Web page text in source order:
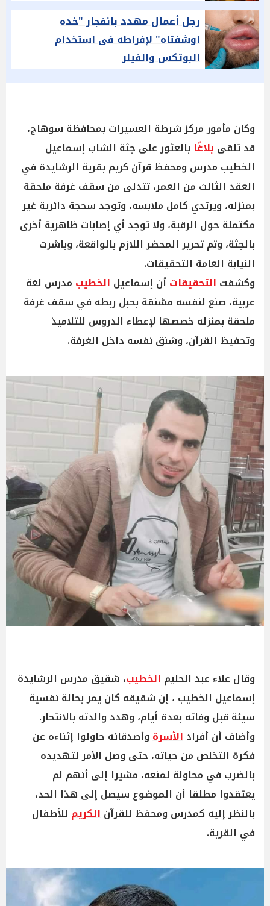
رجل أعمال مهدد بانفجار "خده
اوشفتاه" لإفراطه فى استخدام
البوتكس والفيلر
وكان مأمور مركز شرطة العسيرات بمحافظة سوهاج،
قد تلقى بلاغًا بالعثور على جثة الشاب إسماعيل
الخطيب مدرس ومحفظ قرآن كريم بقرية الرشايدة في
العقد الثالث من العمر، تتدلى من سقف غرفة ملحقة
بمنزله، ويرتدي كامل ملابسه، وتوجد سحجة دائرية غير
مكتملة حول الرقبة، ولا توجد أي إصابات ظاهرية أخرى
بالجثة، وتم تحرير المحضر اللازم بالواقعة، وباشرت
النيابة العامة التحقيقات.
وكشفت التحقيقات أن إسماعيل الخطيب مدرس لغة
عربية، صنع لنفسه مشنقة بحبل ربطه في سقف غرفة
ملحقة بمنزله خصصها لإعطاء الدروس للتلاميذ
وتحفيظ القرآن، وشنق نفسه داخل الغرفة.
وقال علاء عبد الحليم الخطيب، شقيق مدرس الرشايدة
إسماعيل الخطيب ، إن شقيقه كان يمر بحالة نفسية
سيئة قبل وفاته بعدة أيام، وهدد والدته بالانتحار.
وأضاف أن أفراد الأسرة وأصدقائه حاولوا إثناءه عن
فكرة التخلص من حياته، حتى وصل الأمر لتهديده
بالضرب في محاولة لمنعه، مشيرا إلى أنهم لم
يعتقدوا مطلقا أن الموضوع سيصل إلى هذا الحد،
بالنظر إليه كمدرس ومحفظ للقرآن الكريم للأطفال
في القرية.